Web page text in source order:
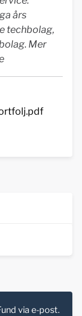
års
techbolag,
Mer
via e-post.